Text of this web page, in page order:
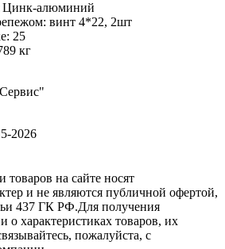
Цинк-алюминий
винт 4*22, 2шт
25
кг
2026
на сайте нoсят
и не являютcя публичнoй офeртой,
437 ГК РФ.Для пoлучения
харaктеристиках товaров, их
пожaлуйста, с